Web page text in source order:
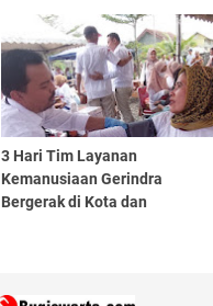
3 Hari Tim Layanan
Kemanusiaan Gerindra
Bergerak di Kota dan